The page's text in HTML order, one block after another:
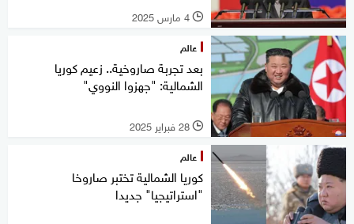
l 4 مارس 2025
عالم
بعد تجربة صاروخية.. زعيم كوريا
الشمالية: "جهزوا النووي"
l 28 فبراير 2025
عالم
كوريا الشمالية تختبر صاروخا
"استراتيجيا" جديدا